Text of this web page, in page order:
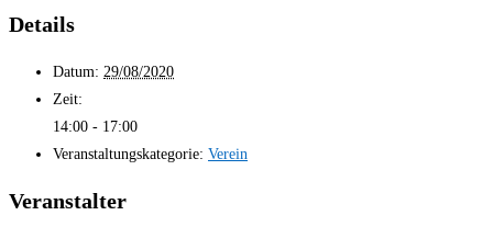
Details
Datum: 29/08/2020
Zeit:
14:00 - 17:00
Veranstaltungskategorie: Verein
Veranstalter